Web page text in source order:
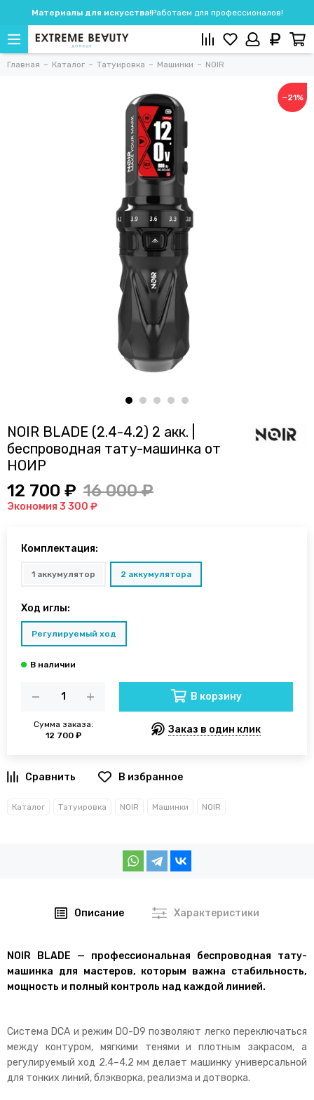
Материалы для искусства!Работаем для профессионалов!
Главная Каталог Татуировка Машинки NOIR
−21%
NOIR BLADE (2.4-4.2) 2 акк. |
беспроводная тату-машинка от
НОИР
12 700 ₽ 16 000 ₽
Экономия 3 300 ₽
Комплектация:
1 аккумулятор 2 аккумулятора
Ход иглы:
Регулируемый ход
Сумма заказа:
12 700 ₽
В корзину
Заказ в один клик
В избранное
Каталог Татуировка NOIR Машинки NOIR
Описание Характеристики
NOIR BLADE — профессиональная беспроводная тату-
машинка для мастеров, которым важна стабильность,
мощность и полный контроль над каждой линией.
Система DCA и режим DO-D9 позволяют легко переключаться
между контуром, мягкими тенями и плотным закрасом, а
регулируемый ход 2.4–4.2 мм делает машинку универсальной
для тонких линий, блэкворка, реализма и дотворка.